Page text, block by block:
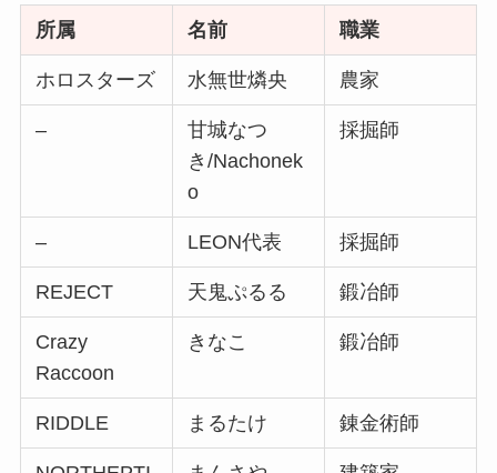
所属 名前 職業
ホロスターズ 水無世燐央 農家
–
甘城なつ
き/Nachonek
o
採掘師
– LEON代表 採掘師
REJECT 天鬼ぷるる 鍛冶師
Crazy
Raccoon
きなこ 鍛冶師
RIDDLE まるたけ 錬金術師